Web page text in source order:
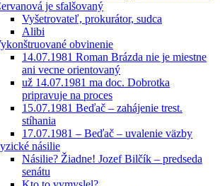
je sfalšovaný
Vyšetrovateľ, prokurátor, sudca
Alibi
obvinenie
14.07.1981 Roman Brázda nie je miestne
ani vecne orientovaný
už 14.07.1981 ma doc. Dobrotka
pripravuje na proces
15.07.1981 Beďač – zahájenie trest.
stíhania
17.07.1981 – Beďač – uvalenie väzby
násilie
Násilie? Žiadne! Jozef Bilčík – predseda
senátu